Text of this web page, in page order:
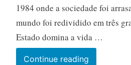
1984 onde a sociedade foi
mundo foi redividido em três
Estado domina a vida …
Continue reading1984